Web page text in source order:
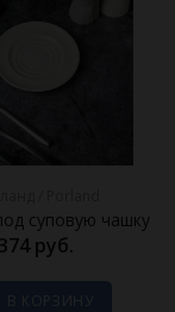
суповую чашку
374 руб.
В КОРЗИНУ